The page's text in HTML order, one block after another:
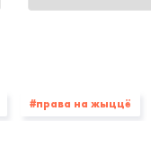
#права на жыццё